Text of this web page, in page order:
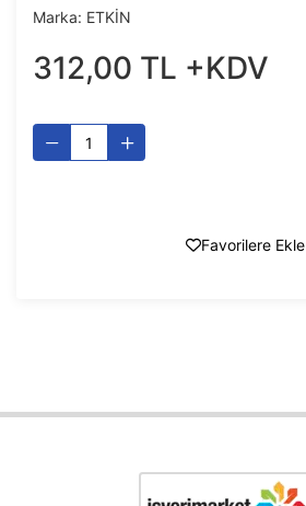
Marka: ETKİN
312,00 TL +KDV
Favorilere Ekle